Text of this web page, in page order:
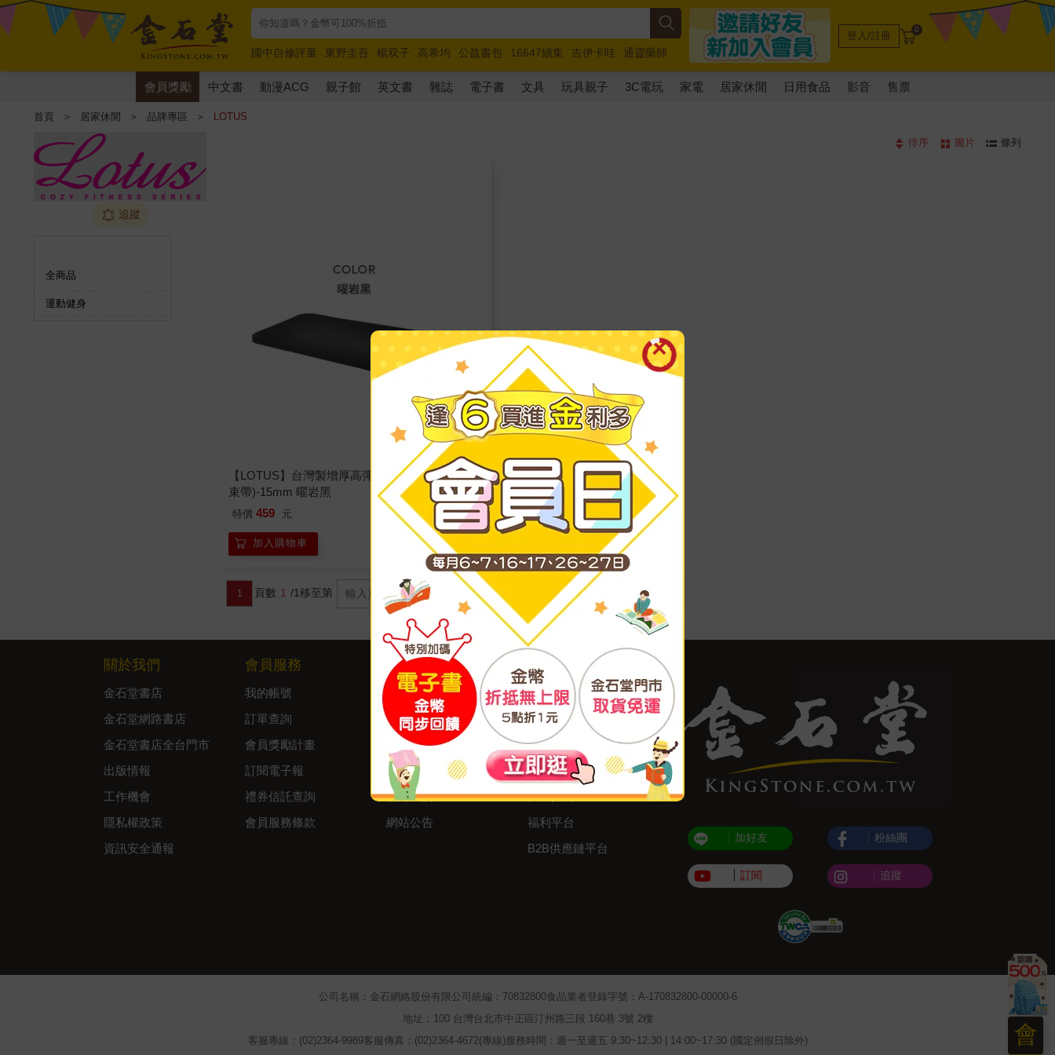
國中自修評量 東野圭吾 楊双子 高希均 公益書包 16647續集 吉伊卡哇
通靈藥師
唯紅花綻放
奧德賽 路邊攤新作 馬斯克 玩具總動員5 超慢跑
登入/註冊 0
會員獎勵 中文書 動漫ACG 親子館 英文書 雜誌 電子書 文具 玩具親子 3C電玩 家電 居家休閒 日用食品 影音 售票
首頁 ＞ 居家休閒 ＞ 品牌專區 ＞ LOTUS
追蹤
全商品
運動健身
排序 圖片 條列
【LOTUS】台灣製增厚高彈止滑超慢跑墊(贈送
束帶)-15mm 曜岩黑
特價 459 元
加入購物車
1 頁數 1 /1移至第 頁
會
關於我們
金石堂書店
金石堂網路書店
金石堂書店全台門市
出版情報
工作機會
隱私權政策
資訊安全通報
會員服務
我的帳號
訂單查詢
會員獎勵計畫
訂閱電子報
禮券信託查詢
會員服務條款
客服中心
購物說明
付款方式
寄送方式
售後服務
聯絡我們
網站公告
合作與服務
異業合作
我要成為供應商
廣告合作
分紅大聯盟
大量採購
福利平台
B2B供應鏈平台
加好友
訂閱
粉絲團
追蹤
公司名稱：金石網絡股份有限公司 統編：70832800食品業者登錄字號：A-170832800-00000-6
地址：100 台灣台北市中正區汀州路三段 160巷 3號 2樓
客服專線：(02)2364-9989客服傳真：(02)2364-4672(專線) 服務時間：週一至週五 9:30~12:30 | 14:00~17:30 (國定例假日除外)